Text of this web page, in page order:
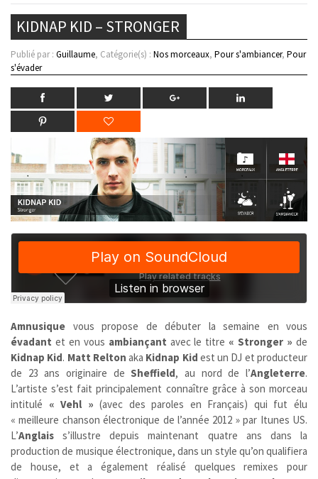
KIDNAP KID – STRONGER
Publié par : Guillaume, Catégorie(s) : Nos morceaux, Pour s'ambiancer, Pour
s'évader
Amnusique vous propose de débuter la semaine en vous
évadant et en vous ambiançant avec le titre « Stronger » de
Kidnap Kid. Matt Relton aka Kidnap Kid est un DJ et producteur
de 23 ans originaire deSheffield, au nord de l’Angleterre.
L’artiste s’est fait principalement connaître grâce à son morceau
intitulé « Vehl » (avec des paroles en Français) qui fut élu
« meilleure chanson électronique de l’année 2012 » par Itunes US.
L’Anglais s’illustre depuis maintenant quatre ans dans la
production de musique électronique, dans un style qu’on qualifiera
de house, et a également réalisé quelques remixes pour